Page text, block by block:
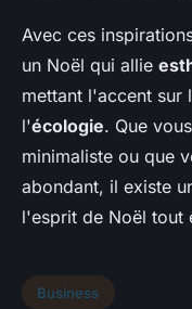
Avec ces
un Noël qui allie
mettant l'accent sur
l'écologie. Que
minimaliste ou que
abondant, il existe
l'esprit de Noël tout
Business